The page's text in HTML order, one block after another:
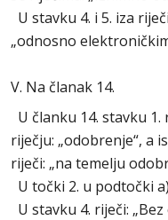
U stavku 4. i 5. iza
„odnosno
V. Na članak 14.
U članku 14. stavku 1.
riječju: „odobrenje“, a
riječi: „na temelju
U točki 2. u podtočki
U stavku 4. riječi: